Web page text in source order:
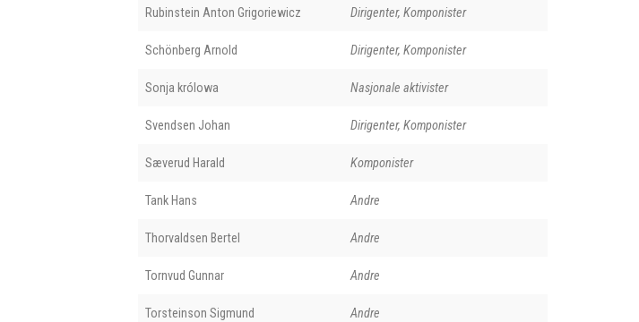
Rubinstein Anton Grigoriewicz Dirigenter, Komponister
Schönberg Arnold Dirigenter, Komponister
Sonja królowa Nasjonale aktivister
Svendsen Johan Dirigenter, Komponister
Sæverud Harald Komponister
Tank Hans Andre
Thorvaldsen Bertel Andre
Tornvud Gunnar Andre
Torsteinson Sigmund Andre